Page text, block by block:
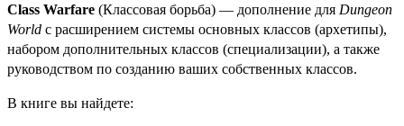
3
отзывов
покупателей.
Class Warfare (Классовая борьба) — дополнение для Dungeon
World с расширением системы основных классов (архетипы),
набором дополнительных классов (специализации), а также
руководством по созданию ваших собственных классов.
В книге вы найдете: